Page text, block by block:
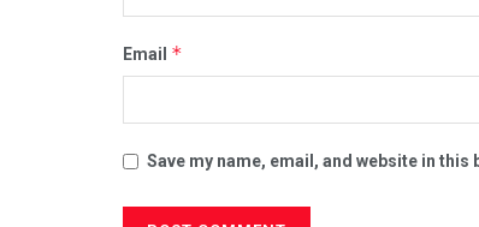
Email *
Save my name, email, and website in